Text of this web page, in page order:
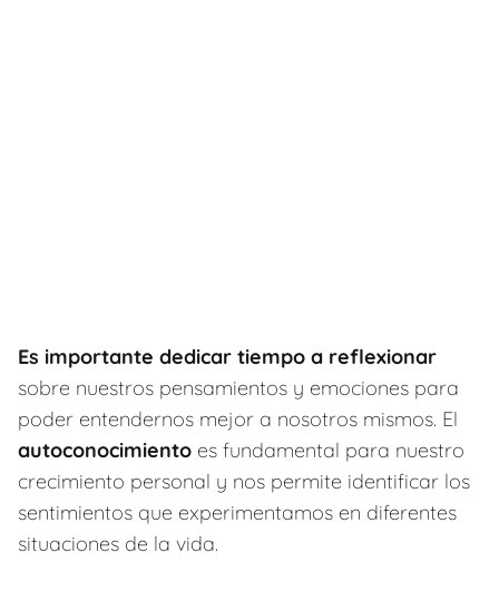
Es importante dedicar tiempo a reflexionar
sobre nuestros pensamientos y emociones para
poder entendernos mejor a nosotros mismos. El
autoconocimiento es fundamental para nuestro
crecimiento personal y nos permite identificar los
sentimientos que experimentamos en diferentes
situaciones de la vida.